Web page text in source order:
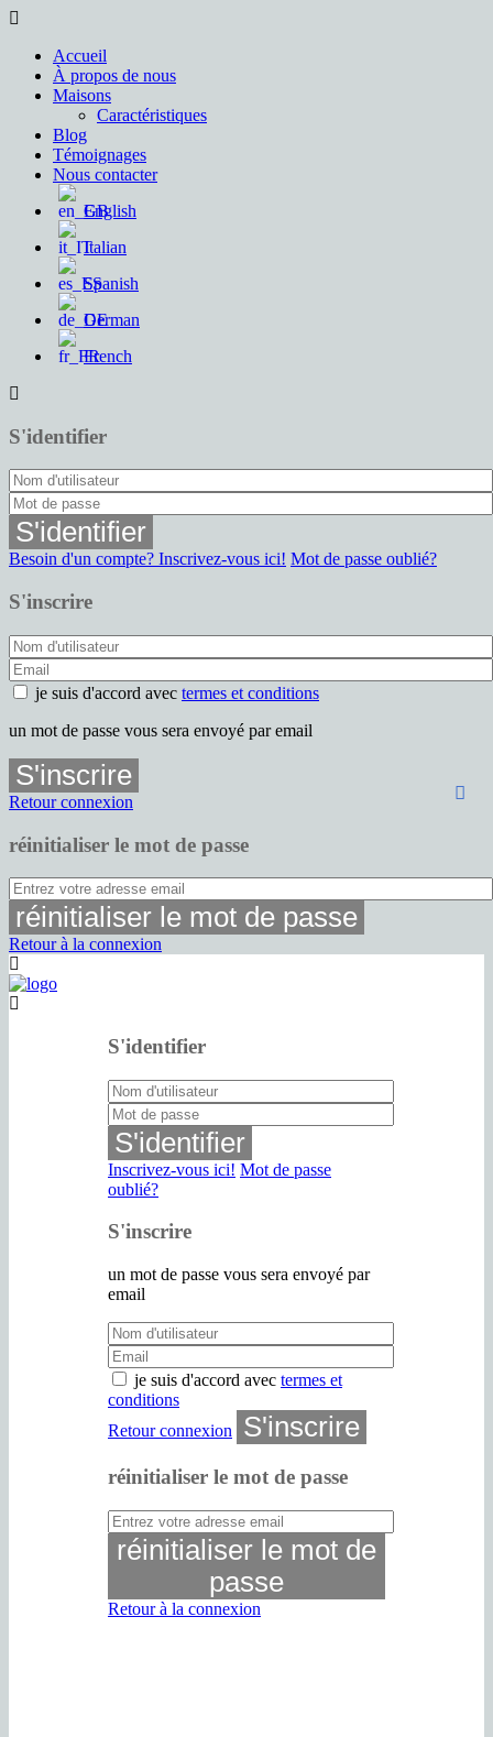
Accueil
À propos de nous
Maisons
Caractéristiques
Blog
Témoignages
Nous contacter
English
Italian
Spanish
German
French
S'identifier
S'identifier
Besoin d'un compte? Inscrivez-vous ici! Mot de passe oublié?
S'inscrire
je suis d'accord avec termes et conditions
un mot de passe vous sera envoyé par email
S'inscrire
Retour connexion
réinitialiser le mot de passe
réinitialiser le mot de passe
Retour à la connexion
S'identifier
S'identifier
Inscrivez-vous ici! Mot de passe
oublié?
S'inscrire
un mot de passe vous sera envoyé par
email
je suis d'accord avec termes et
conditions
Retour connexion
S'inscrire
réinitialiser le mot de passe
réinitialiser le mot de
passe
Retour à la connexion